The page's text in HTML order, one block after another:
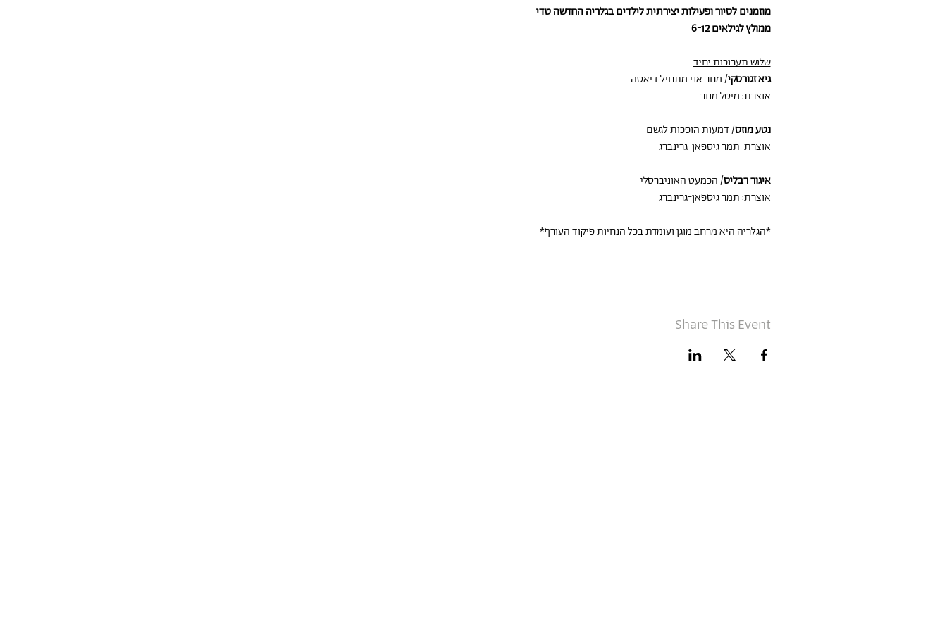
מוזמנים לסיור ופעילות יצירתית לילדים בגלריה החדשה טדי
ממולץ לגילאים 6-12
שלוש תערוכות יחיד
גיא זגורסקי/ מחר אני מתחיל דיאטה
אוצרת: מיטל מנור
נטע מוזס/ דמעות הופכות לגשם
אוצרת: תמר גיספאן-גרינברג
איגור רבליס/ הכמעט האוניברסלי
אוצרת: תמר גיספאן-גרינברג
*הגלריה היא מרחב מוגן ועומדת בכל הנחיות פיקוד העורף*
Share This Event